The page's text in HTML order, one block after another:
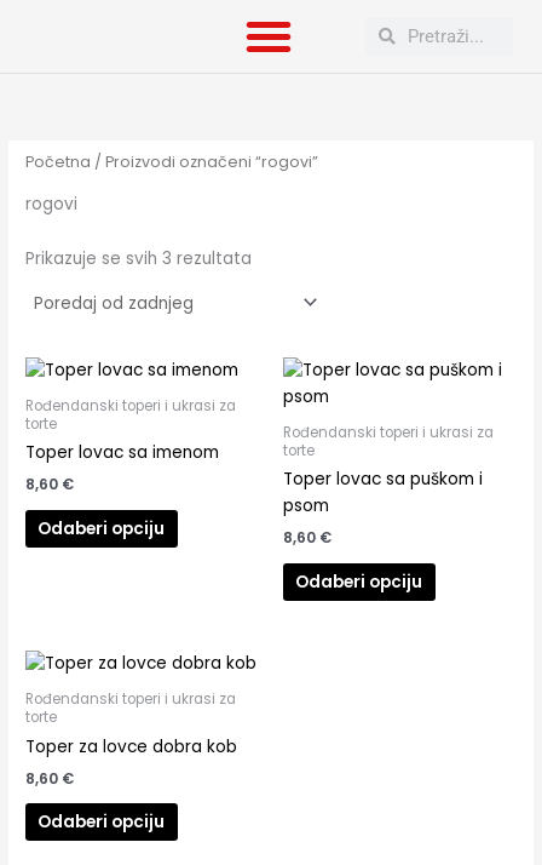
SearchSearch
Početna / Proizvodi označeni “rogovi”
rogovi
Prikazuje se svih 3 rezultata
po
najnovijem
Rođendanski toperi i ukrasi za
torte
Toper lovac sa imenom
8,60 €
Odaberi opciju
Rođendanski toperi i ukrasi za
torte
Toper lovac sa puškom i
psom
8,60 €
Odaberi opciju
Rođendanski toperi i ukrasi za
torte
Toper za lovce dobra kob
8,60 €
Odaberi opciju